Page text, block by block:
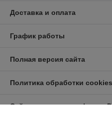
Доставка и оплата
График работы
Полная версия сайта
Политика обработки cookies
Сайт создан на платформе